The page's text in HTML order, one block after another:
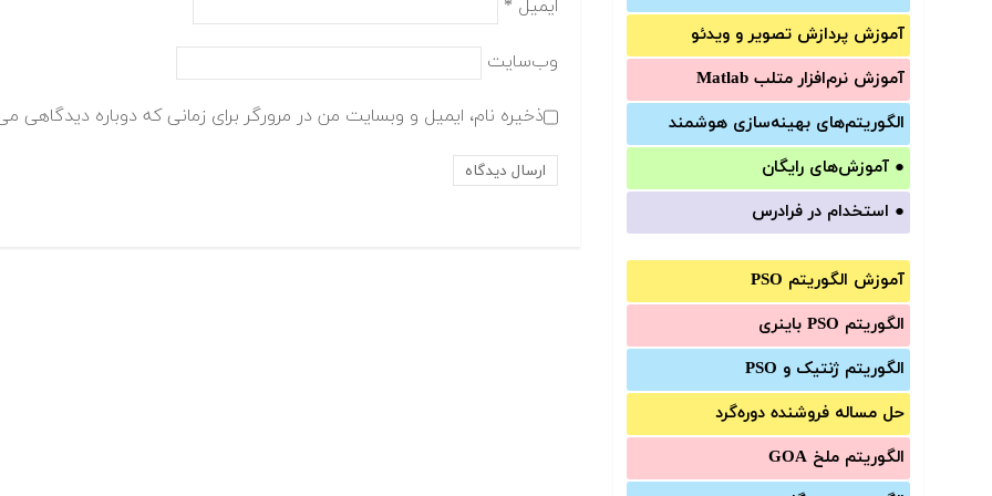
آموزش‌ پردازش تصویر و ویدئو
آموزش‌ نرم‌افزار متلب Matlab
الگوریتم‌های بهینه‌سازی هوشمند
● آموزش‌های رایگان
● استخدام در فرادرس
آموزش الگوریتم PSO
الگوریتم PSO باینری
الگوریتم ژنتیک و PSO
حل مساله فروشنده دوره‌گرد
الگوریتم ملخ GOA
ایمیل *
وب‌سایت
ذخیره نام، ایمیل و وبسایت من در مرورگر برای زمانی که دوباره دیدگاهی